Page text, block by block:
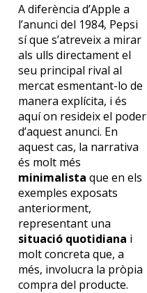
A diferència d’Apple a
l’anunci del 1984, Pepsi
sí que s’atreveix a mirar
als ulls directament el
seu principal rival al
mercat esmentant-lo de
manera explícita, i és
aquí on resideix el poder
d’aquest anunci. En
aquest cas, la narrativa
és molt més
minimalista que en els
exemples exposats
anteriorment,
representant una
situació quotidiana i
molt concreta que, a
més, involucra la pròpia
compra del producte.